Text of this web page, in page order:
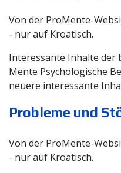
Von der ProMente-
- nur auf Kroatisch.
Interessante Inhalte der
Mente Psychologische
neuere interessante
Probleme und
Von der ProMente-
- nur auf Kroatisch.